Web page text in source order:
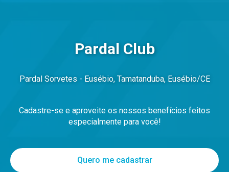
Pardal Club
Pardal Sorvetes - Eusébio, Tamatanduba, Eusébio/CE
Cadastre-se e aproveite os nossos benefícios feitos
especialmente para você!
Quero me cadastrar